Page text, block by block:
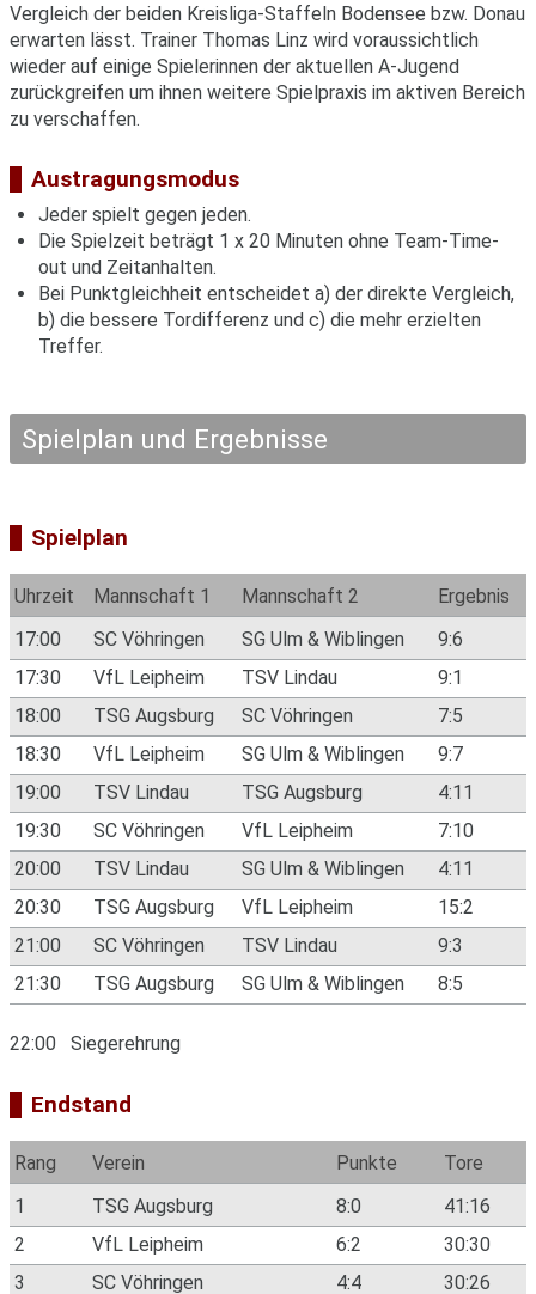
Vergleich der beiden Kreisliga-Staffeln Bodensee bzw. Donau
erwarten lässt. Trainer Thomas Linz wird voraussichtlich
wieder auf einige Spielerinnen der aktuellen A-Jugend
zurückgreifen um ihnen weitere Spielpraxis im aktiven Bereich
zu verschaffen.
Austragungsmodus
Jeder spielt gegen jeden.
Die Spielzeit beträgt 1 x 20 Minuten ohne Team-Time-
out und Zeitanhalten.
Bei Punktgleichheit entscheidet a) der direkte Vergleich,
b) die bessere Tordifferenz und c) die mehr erzielten
Treffer.
Spielplan und Ergebnisse
Spielplan
Uhrzeit Mannschaft 1 Mannschaft 2
Ergebnis
17:00
SC Vöhringen SG Ulm & Wiblingen
9:6
17:30
VfL Leipheim TSV Lindau
9:1
18:00
TSG Augsburg SC Vöhringen
7:5
18:30
VfL Leipheim SG Ulm & Wiblingen
9:7
19:00
TSV Lindau TSG Augsburg
4:11
19:30
SC Vöhringen VfL Leipheim
7:10
20:00
TSV Lindau SG Ulm & Wiblingen
4:11
20:30
TSG Augsburg VfL Leipheim
15:2
21:00
SC Vöhringen TSV Lindau
9:3
21:30
TSG Augsburg SG Ulm & Wiblingen 8:5
22:00 Siegerehrung
Endstand
Rang Verein Punkte
Tore
1
TSG Augsburg 8:0
41:16
2
VfL Leipheim 6:2
30:30
3
SC Vöhringen 4:4 30:26